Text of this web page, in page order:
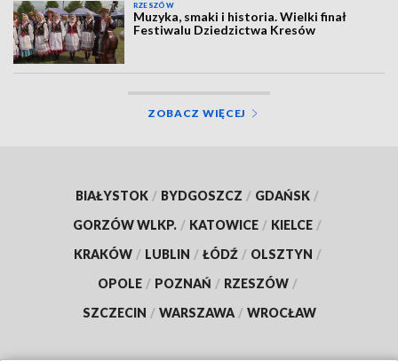
RZESZÓW
Muzyka, smaki i historia. Wielki finał
Festiwalu Dziedzictwa Kresów
ZOBACZ WIĘCEJ
BIAŁYSTOK / BYDGOSZCZ / GDAŃSK /
GORZÓW WLKP. / KATOWICE / KIELCE /
KRAKÓW / LUBLIN / ŁÓDŹ / OLSZTYN /
OPOLE / POZNAŃ / RZESZÓW /
SZCZECIN / WARSZAWA / WROCŁAW